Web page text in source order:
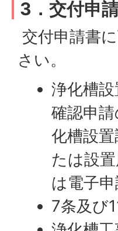
3．交付申
交付申請書
さい。
浄化槽
確認申
化槽設
たは設
は電子申
7条及び